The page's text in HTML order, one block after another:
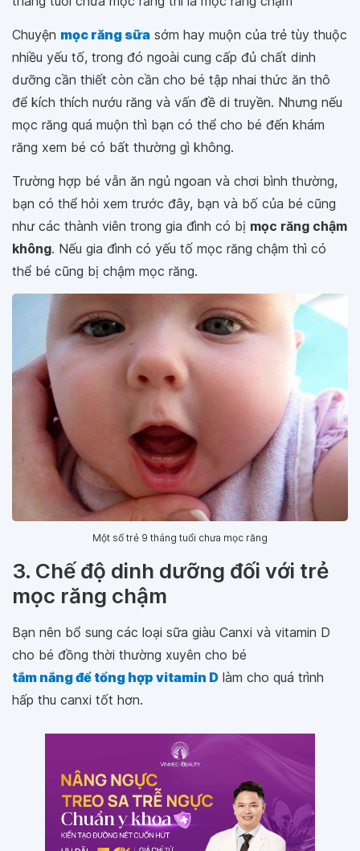
Chuyện mọc răng sữa sớm hay muộn của trẻ tùy thuộc
nhiều yếu tố, trong đó ngoài cung cấp đủ chất dinh
dưỡng cần thiết còn cần cho bé tập nhai thức ăn thô
để kích thích nướu răng và vấn đề di truyền. Nhưng nếu
mọc răng quá muộn thì bạn có thể cho bé đến khám
răng xem bé có bất thường gì không.
Trường hợp bé vẫn ăn ngủ ngoan và chơi bình thường,
bạn có thể hỏi xem trước đây, bạn và bố của bé cũng
như các thành viên trong gia đình có bị mọc răng chậm
không. Nếu gia đình có yếu tố mọc răng chậm thì có
thể bé cũng bị chậm mọc răng.
Một số trẻ 9 tháng tuổi chưa mọc răng
3. Chế độ dinh dưỡng đối với trẻ
mọc răng chậm
Bạn nên bổ sung các loại sữa giàu Canxi và vitamin D
cho bé đồng thời thường xuyên cho bé
tắm nắng để tổng hợp vitamin D làm cho quá trình
hấp thu canxi tốt hơn.